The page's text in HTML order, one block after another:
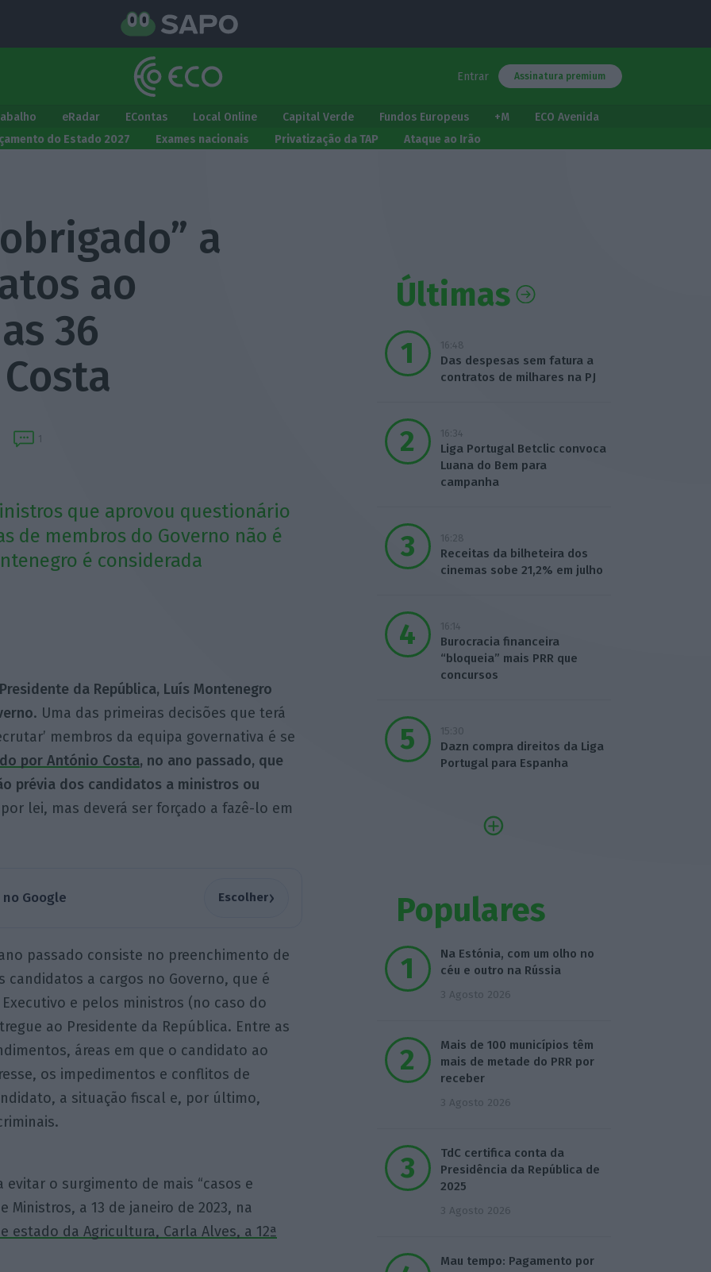
Entrar Assinatura premium
eRadar EContas Local Online Capital Verde Fundos Europeus +M
ECO Avenida
do Estado 2027 Exames nacionais Privatização da TAP Ataque ao Irão
a
ao
36
1
que aprovou questionário
de membros do Governo não é
é considerada
da República, Luís Montenegro
. Uma das primeiras decisões que terá
membros da equipa governativa é se
por António Costa, no ano passado, que
prévia dos candidatos a ministros ou
lei, mas deverá ser forçado a fazê-lo em
Google Escolher›
passado consiste no preenchimento de
a cargos no Governo, que é
e pelos ministros (no caso do
ao Presidente da República. Entre as
áreas em que o candidato ao
os impedimentos e conflitos de
a situação fiscal e, por último,
o surgimento de mais “casos e
Ministros, a 13 de janeiro de 2023, na
estado da Agricultura, Carla Alves, a 12ª
Últimas
16:48
Das despesas sem fatura a
contratos de milhares na PJ
16:34
Liga Portugal Betclic convoca
Luana do Bem para
campanha
16:28
Receitas da bilheteira dos
cinemas sobe 21,2% em julho
16:14
Burocracia financeira
“bloqueia” mais PRR que
concursos
15:30
Dazn compra direitos da Liga
Portugal para Espanha
Populares
Na Estónia, com um olho no
céu e outro na Rússia
3 Agosto 2026
Mais de 100 municípios têm
mais de metade do PRR por
receber
3 Agosto 2026
TdC certifica conta da
Presidência da República de
2025
3 Agosto 2026
Mau tempo: Pagamento por